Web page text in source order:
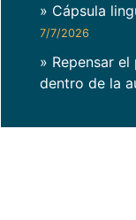
» Cápsula
7/7/2026
» Repensar
dentro de la